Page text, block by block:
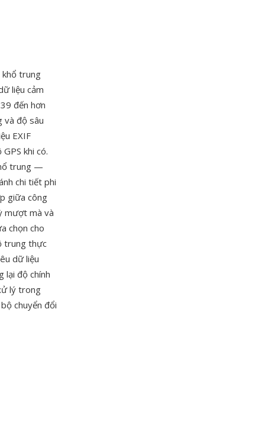
khổ trung
liệu cảm
đến hơn
và độ sâu
EXIF
khi có.
trung —
chi tiết phi
giữa công
mượt mà và
chọn cho
trung thực
dữ liệu
lại độ chính
lý trong
chuyển đổi